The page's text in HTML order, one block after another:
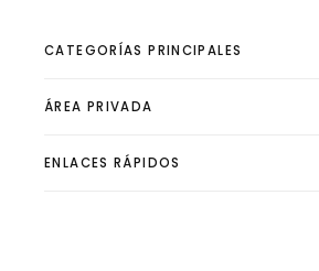
CATEGORÍAS PRINCIPALES
ILUMINACIÓN INTERIOR
ÁREA PRIVADA
🛍️ Tienda
ENLACES RÁPIDOS